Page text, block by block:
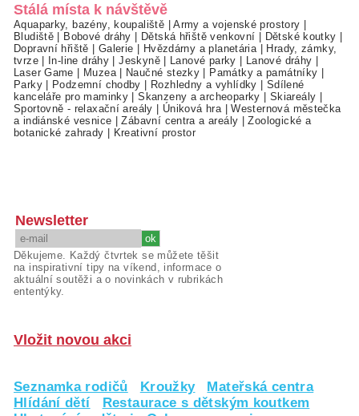
Stálá místa k návštěvě
Aquaparky, bazény, koupaliště |Army a vojenské prostory |
Bludiště | Bobové dráhy | Dětská hřiště venkovní | Dětské koutky |
Dopravní hřiště | Galerie | Hvězdárny a planetária | Hrady, zámky,
tvrze| In-line dráhy |Jeskyně| Lanové parky | Lanové dráhy |
Laser Game | Muzea| Naučné stezky | Památky a památníky |
Parky| Podzemní chodby | Rozhledny a vyhlídky | Sdílené
kanceláře pro maminky |Skanzeny a archeoparky | Skiareály |
Sportovně - relaxační areály | Úniková hra |Westernová městečka
a indiánské vesnice |Zábavní centra a areály |Zoologické a
botanické zahrady | Kreativní prostor
Newsletter
Děkujeme. Každý čtvrtek se můžete těšit
na inspirativní tipy na víkend, informace o
aktuální soutěži a o novinkách v rubrikách
ententýky.
Vložit novou akci
Seznamka rodičů Kroužky
Mateřská centra
Hlídání dětí
Restaurace s dětským koutkem